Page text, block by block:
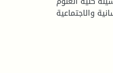
والاجتماعية